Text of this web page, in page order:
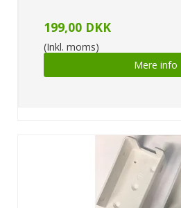
199,00 DKK
(Inkl. moms)
Mere info